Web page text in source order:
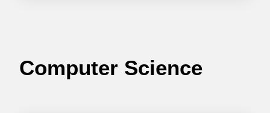
Computer Science